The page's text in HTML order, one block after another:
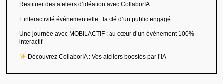
Restituer des ateliers d’idéation avec CollaborIA
L’interactivité événementielle : la clé d’un public engagé
Une journée avec MOBILACTIF : au cœur d’un événement 100%
interactif
Découvrez CollaborIA : Vos ateliers boostés par l’IA